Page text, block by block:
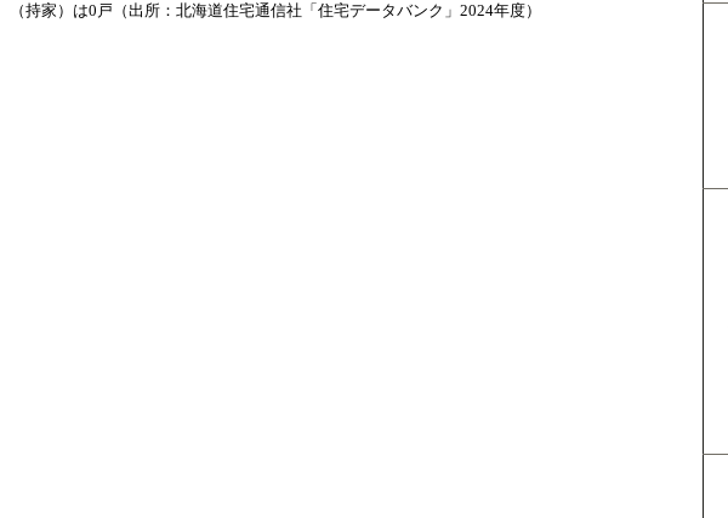
（持家）は0戸（出所：北海道住宅通信社「住宅データバンク」2024年度）